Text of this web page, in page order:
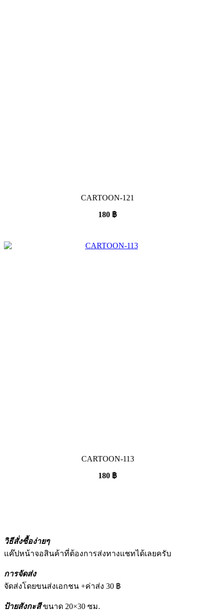
CARTOON-121
180 ฿
CARTOON-113
180 ฿
วิธีสั่งซื้อง่ายๆ
แค๊ปหน้าจอสินค้าที่ต้องการส่งทางแชทได้เลยครับ
การจัดส่ง
จัดส่งโดยขนส่งเอกชน +ค่าส่ง 30 ฿
ป้ายสังกะสีขนาด 20×30 ซม.